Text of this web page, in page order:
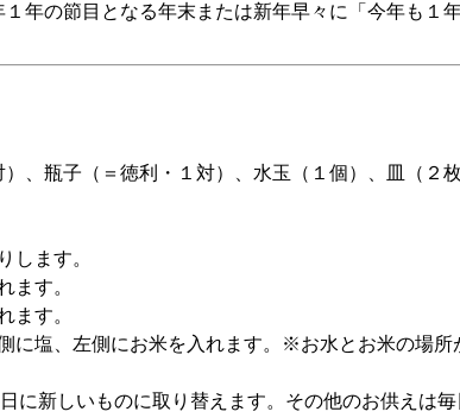
年の節目となる年末または新年早々に「今年も１
、瓶子（＝徳利・１対）、水玉（１個）、皿（２
します。
ます。
ます。
に塩、左側にお米を入れます。※お水とお米の場所
に新しいものに取り替えます。その他のお供えは毎